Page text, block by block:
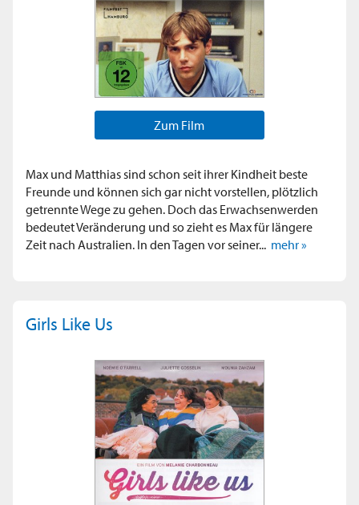
Zum Film
Max und Matthias sind schon seit ihrer Kindheit beste
Freunde und können sich gar nicht vorstellen, plötzlich
getrennte Wege zu gehen. Doch das Erwachsenwerden
bedeutet Veränderung und so zieht es Max für längere
Zeit nach Australien. In den Tagen vor seiner... mehr »
Girls Like Us